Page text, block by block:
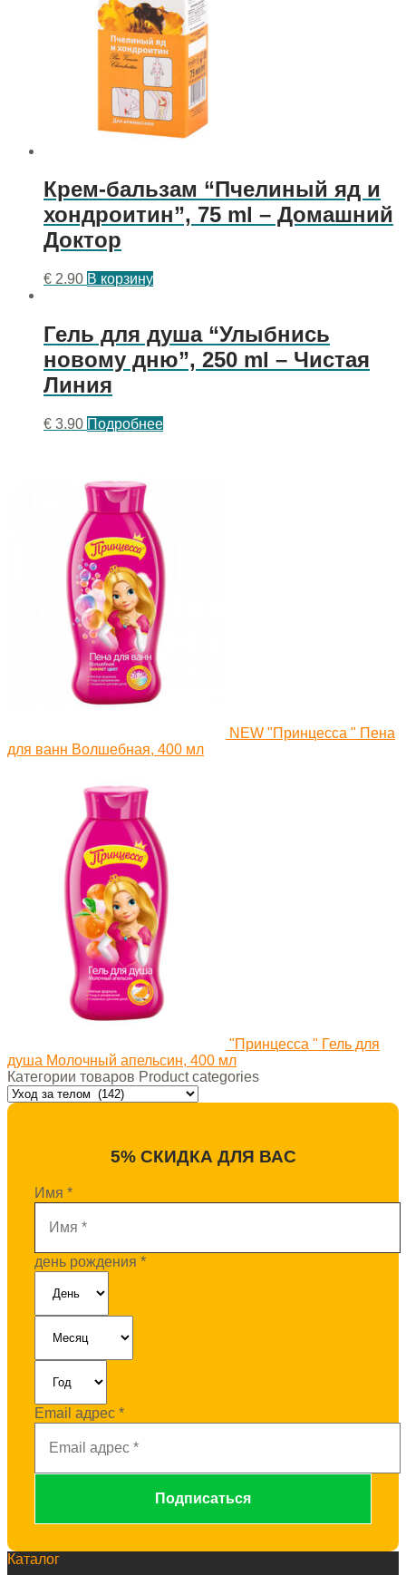
Крем-бальзам “Пчелиный яд и
хондроитин”, 75 ml – Домашний
Доктор
€ 2.90 В корзину
Гель для душа “Улыбнись
новому дню”, 250 ml – Чистая
Линия
€ 3.90 Подробнее
NEW "Принцесса " Пена
для ванн Волшебная, 400 мл
"Принцесса " Гель для
душа Молочный апельсин, 400 мл
Категории товаров Product categories
5% СКИДКА ДЛЯ ВАС
Имя *
день рождения *
Email адрес *
Каталог